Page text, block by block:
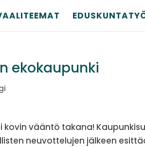
ekokaupunki
kovin vääntö takana!
neuvottelujen jälkeen